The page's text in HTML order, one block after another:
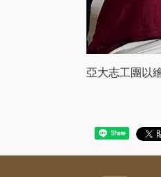
亞大志工團以
Share